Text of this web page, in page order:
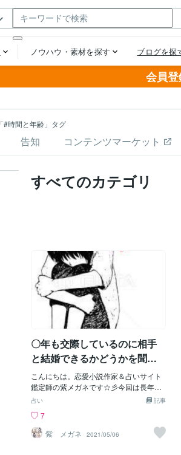
会員
「#時間と年齢」タグ
告知 コンテンツマーケット
すべてのカテゴリ
〇年も交際しているのに相手
と結婚できるかどうかを聞い
てくる人
こんにちは。恋愛小説作家＆占いサイト
鑑定師の紫メガネです☆彡今回は長年付
き合っている相手の事で「結婚できるか
ズバリ、この質問をしてくる人は自分に
信頼がなく軸がない人です。長年交際し
ていて「相手と結婚できますか？ 」っ
記事
占い
7
紫 メガネ
2021/05/06